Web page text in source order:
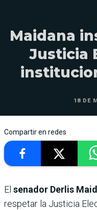
Maidana
Justicia
18 DE
Compartir en redes
El senador Derlis
respetar la Justicia